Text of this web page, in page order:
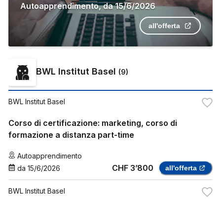
Autoapprendimento,da 15/6/2026
all'offerta
BWL Institut Basel (9)
BWL Institut Basel
Corso di certificazione: marketing, corso di
formazione a distanza part-time
Autoapprendimento
da 15/6/2026 CHF 3’800 all'offerta
BWL Institut Basel